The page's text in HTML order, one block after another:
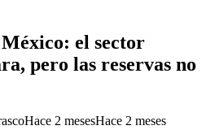
el sector
pero las reservas no
Hace 2 mesesHace 2 meses